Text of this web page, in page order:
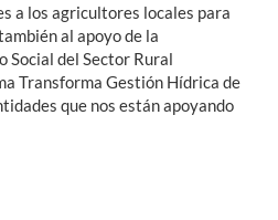
a los agricultores locales para
al apoyo de la
Social del Sector Rural
Transforma Gestión Hídrica de
que nos están apoyando